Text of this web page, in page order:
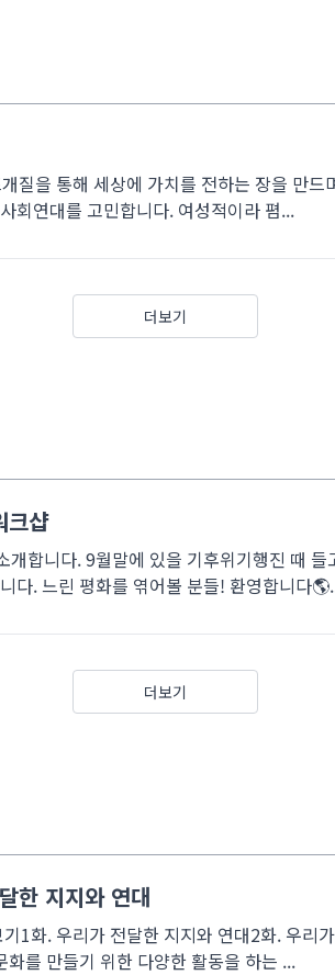
질을 통해 세상에 가치를 전하는 장을 만
연대를 고민합니다. 여성적이라 폄...
더보기
크샵
합니다. 9월말에 있을 기후위기행진 때
다. 느린 평화를 엮어볼 분들! 환영합니다
더보기
한 지지와 연대
1화. 우리가 전달한 지지와 연대2화. 우리
화를 만들기 위한 다양한 활동을 하는 ...